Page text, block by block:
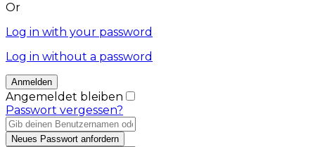
Or
Log in with your password
Log in without a password
Angemeldet bleiben
Passwort vergessen?